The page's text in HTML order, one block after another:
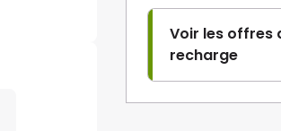
Voir les offres
recharge